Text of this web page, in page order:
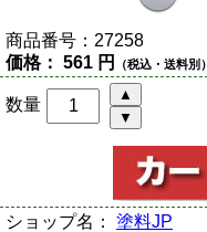
商品番号： 27258
価格： 561 円 （税込・送料別）
数量
ショップ名： 塗料JP